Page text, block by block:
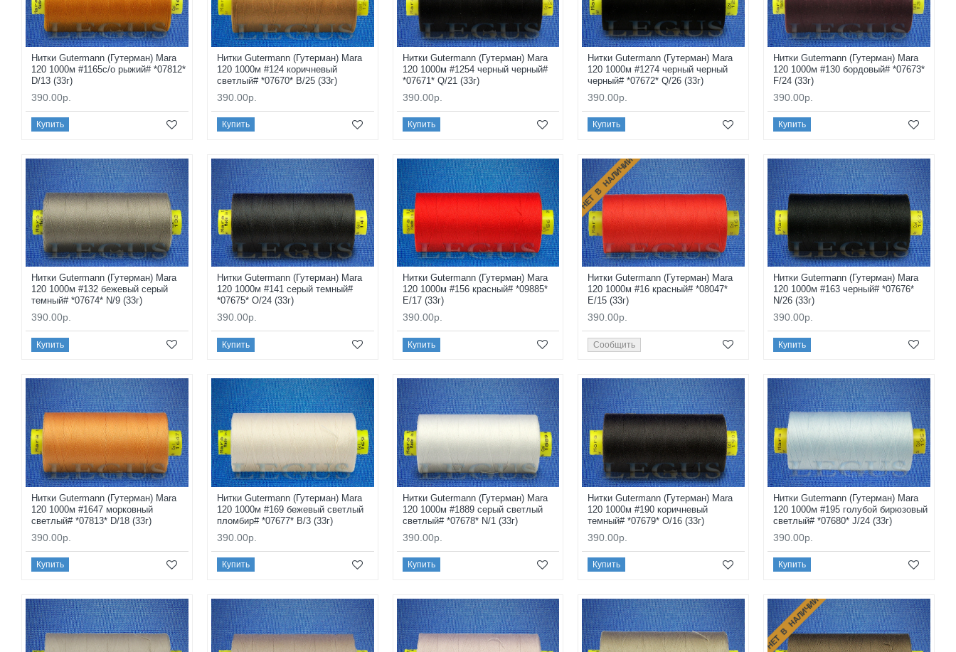
Нитки Gutermann (Гутерман) Mara
120 1000м #1165с/о рыжий# *07812*
D/13 (33г)
390.00р.
Купить
Нитки Gutermann (Гутерман) Mara
120 1000м #124 коричневый
светлый# *07670* B/25 (33г)
390.00р.
Купить
Нитки Gutermann (Гутерман) Mara
120 1000м #1254 черный черный#
*07671* Q/21 (33г)
390.00р.
Купить
Нитки Gutermann (Гутерман) Mara
120 1000м #1274 черный черный
черный# *07672* Q/26 (33г)
390.00р.
Купить
Нитки Gutermann (Гутерман) Mara
120 1000м #130 бордовый# *07673*
F/24 (33г)
390.00р.
Купить
Нитки Gutermann (Гутерман) Mara
120 1000м #132 бежевый серый
темный# *07674* N/9 (33г)
390.00р.
Купить
Нитки Gutermann (Гутерман) Mara
120 1000м #141 серый темный#
*07675* O/24 (33г)
390.00р.
Купить
Нитки Gutermann (Гутерман) Mara
120 1000м #156 красный# *09885*
E/17 (33г)
390.00р.
Купить
НЕТ В НАЛИЧИИ
Нитки Gutermann (Гутерман) Mara
120 1000м #16 красный# *08047*
E/15 (33г)
390.00р.
Сообщить
Нитки Gutermann (Гутерман) Mara
120 1000м #163 черный# *07676*
N/26 (33г)
390.00р.
Купить
Нитки Gutermann (Гутерман) Mara
120 1000м #1647 морковный
светлый# *07813* D/18 (33г)
390.00р.
Купить
Нитки Gutermann (Гутерман) Mara
120 1000м #169 бежевый светлый
пломбир# *07677* B/3 (33г)
390.00р.
Купить
Нитки Gutermann (Гутерман) Mara
120 1000м #1889 серый светлый
светлый# *07678* N/1 (33г)
390.00р.
Купить
Нитки Gutermann (Гутерман) Mara
120 1000м #190 коричневый
темный# *07679* O/16 (33г)
390.00р.
Купить
Нитки Gutermann (Гутерман) Mara
120 1000м #195 голубой бирюзовый
светлый# *07680* J/24 (33г)
390.00р.
Купить
НЕТ В НАЛИЧИИ